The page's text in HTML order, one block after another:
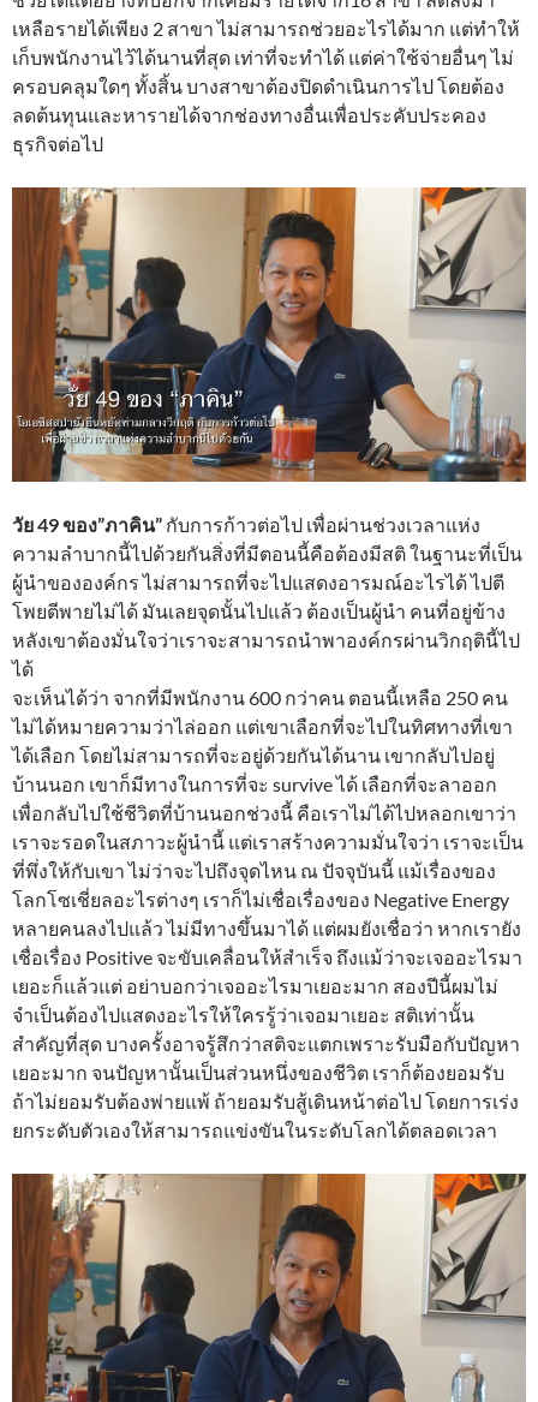
เหลือรายได้เพียง 2 สาขา ไม่สามารถช่วยอะไรได้มาก แต่ทำให้
เก็บพนักงานไว้ได้นานที่สุด เท่าที่จะทำได้ แต่ค่าใช้จ่ายอื่นๆ ไม่
ครอบคลุมใดๆ ทั้งสิ้น บางสาขาต้องปิดดำเนินการไป โดยต้อง
ลดต้นทุนและหารายได้จากช่องทางอื่นเพื่อประคับประคอง
ธุรกิจต่อไป
วัย 49 ของ”ภาคิน” กับการก้าวต่อไป เพื่อผ่านช่วงเวลาแห่ง
ความลำบากนี้ไปด้วยกันสิ่งที่มีตอนนี้คือต้องมีสติ ในฐานะที่เป็น
ผู้นำขององค์กร ไม่สามารถที่จะไปแสดงอารมณ์อะไรได้ ไปตี
โพยตีพายไม่ได้ มันเลยจุดนั้นไปแล้ว ต้องเป็นผู้นำ คนที่อยู่ข้าง
หลังเขาต้องมั่นใจว่าเราจะสามารถนำพาองค์กรผ่านวิกฤตินี้ไป
ได้
จะเห็นได้ว่า จากที่มีพนักงาน 600 กว่าคน ตอนนี้เหลือ 250 คน
ไม่ได้หมายความว่าไล่ออก แต่เขาเลือกที่จะไปในทิศทางที่เขา
ได้เลือก โดยไม่สามารถที่จะอยู่ด้วยกันได้นาน เขากลับไปอยู่
บ้านนอก เขาก็มีทางในการที่จะ survive ได้ เลือกที่จะลาออก
เพื่อกลับไปใช้ชีวิตที่บ้านนอกช่วงนี้ คือเราไม่ได้ไปหลอกเขาว่า
เราจะรอดในสภาวะผู้นำนี้ แต่เราสร้างความมั่นใจว่า เราจะเป็น
ที่พึ่งให้กับเขา ไม่ว่าจะไปถึงจุดไหน ณ ปัจจุบันนี้ แม้เรื่องของ
โลกโซเชี่ยลอะไรต่างๆ เราก็ไม่เชื่อเรื่องของ Negative Energy
หลายคนลงไปแล้ว ไม่มีทางขึ้นมาได้ แต่ผมยังเชื่อว่า หากเรายัง
เชื่อเรื่อง Positive จะขับเคลื่อนให้สำเร็จ ถึงแม้ว่าจะเจออะไรมา
เยอะก็แล้วแต่ อย่าบอกว่าเจออะไรมาเยอะมาก สองปีนี้ผมไม่
จำเป็นต้องไปแสดงอะไรให้ใครรู้ว่าเจอมาเยอะ สติเท่านั้น
สำคัญที่สุด บางครั้งอาจรู้สึกว่าสติจะแตกเพราะรับมือกับปัญหา
เยอะมาก จนปัญหานั้นเป็นส่วนหนึ่งของชีวิต เราก็ต้องยอมรับ
ถ้าไม่ยอมรับต้องพ่ายแพ้ ถ้ายอมรับสู้เดินหน้าต่อไป โดยการเร่ง
ยกระดับตัวเองให้สามารถแข่งขันในระดับโลกได้ตลอดเวลา